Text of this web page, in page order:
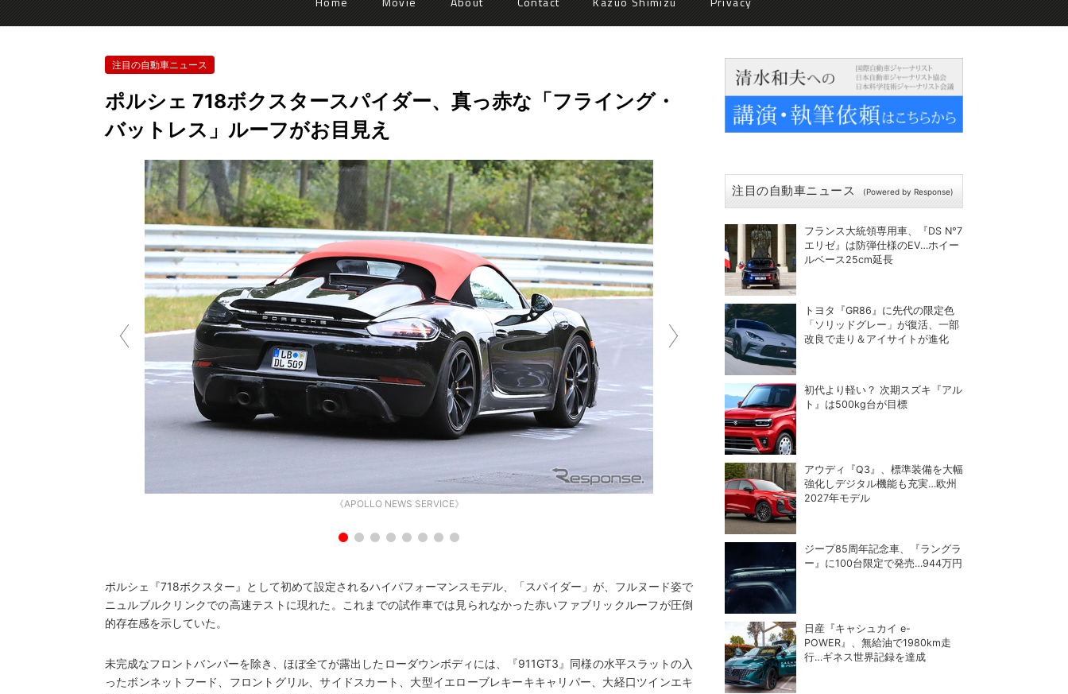
注目の自動車ニュース
ポルシェ 718ボクスタースパイダー、真っ赤な「フライング・
バットレス」ルーフがお目見え
《APOLLO NEWS SERVICE》
ポルシェ『718ボクスター』として初めて設定されるハイパフォーマンスモデル、「スパイダー」が、フルヌード姿で
ニュルブルクリンクでの高速テストに現れた。これまでの試作車では見られなかった赤いファブリックルーフが圧倒
的存在感を示していた。
未完成なフロントバンパーを除き、ほぼ全てが露出したローダウンボディには、『911GT3』同様の水平スラットの入
ったボンネットフード、フロントグリル、サイドスカート、大型イエローブレキーキキャリパー、大経口ツインエキ
注目の自動車ニュース (Powered by Response)
フランス大統領専用車、『DS N°7
エリゼ』は防弾仕様のEV…ホイー
ルベース25cm延長
トヨタ『GR86』に先代の限定色
「ソリッドグレー」が復活、一部
改良で走り＆アイサイトが進化
初代より軽い？ 次期スズキ『アル
ト』は500kg台が目標
アウディ『Q3』、標準装備を大幅
強化しデジタル機能も充実…欧州
2027年モデル
ジープ85周年記念車、『ラングラ
ー』に100台限定で発売…944万円
日産『キャシュカイ e-
POWER』、無給油で1980km走
行…ギネス世界記録を達成